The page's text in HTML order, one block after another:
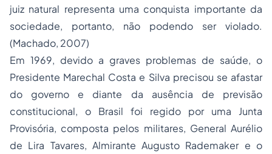
juiz natural representa uma conquista importante da
sociedade, portanto, não podendo ser violado.
(Machado, 2007)
Em 1969, devido a graves problemas de saúde, o
Presidente Marechal Costa e Silva precisou se afastar
do governo e diante da ausência de previsão
constitucional, o Brasil foi regido por uma Junta
Provisória, composta pelos militares, General Aurélio
de Lira Tavares, Almirante Augusto Rademaker e o